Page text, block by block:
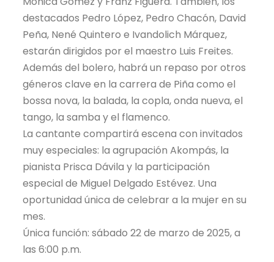
destacados Pedro López, Pedro Chacón, David
Peña, Nené Quintero e Ivandolich Márquez,
estarán dirigidos por el maestro Luis Freites.
Además del bolero, habrá un repaso por otros
géneros clave en la carrera de Piña como el
bossa nova, la balada, la copla, onda nueva, el
tango, la samba y el flamenco.
La cantante compartirá escena con invitados
muy especiales: la agrupación Akompás, la
pianista Prisca Dávila y la participación
especial de Miguel Delgado Estévez. Una
oportunidad única de celebrar a la mujer en su
mes.
Única función: sábado 22 de marzo de 2025, a
las 6:00 p.m.